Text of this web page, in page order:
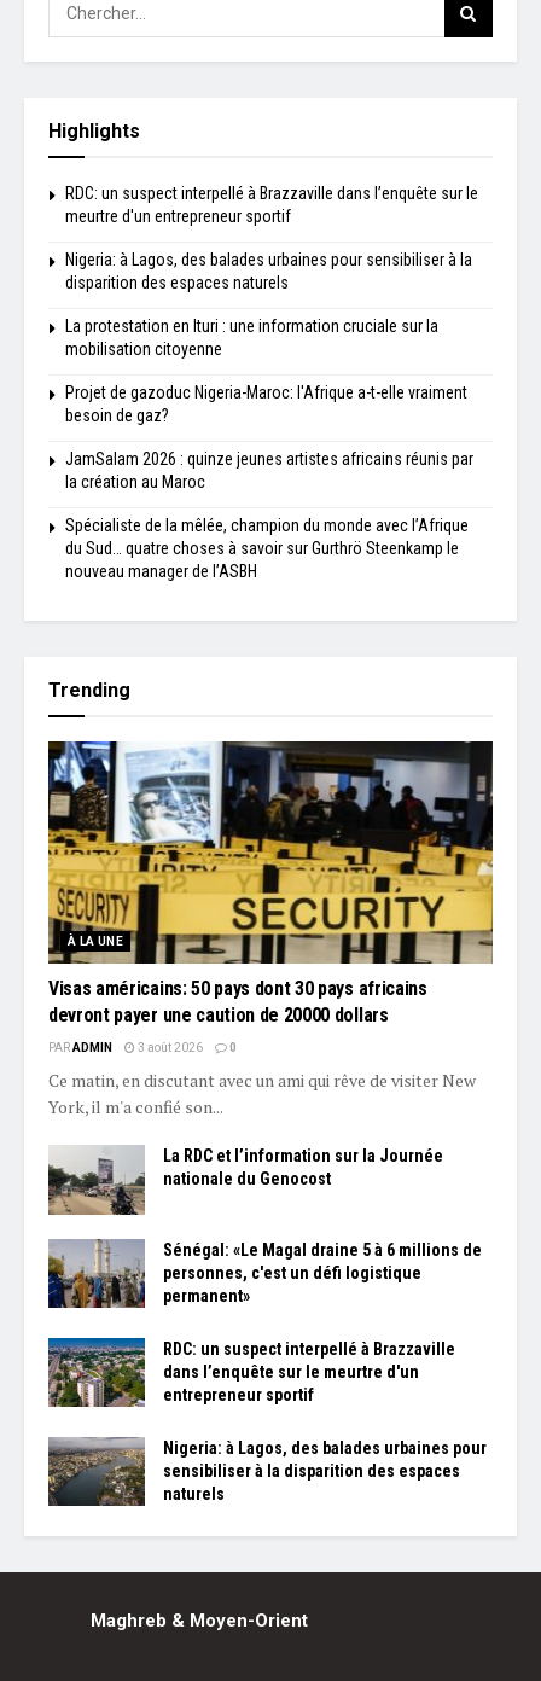
Highlights
RDC: un suspect interpellé à Brazzaville dans l’enquête sur le
meurtre d'un entrepreneur sportif
Nigeria: à Lagos, des balades urbaines pour sensibiliser à la
disparition des espaces naturels
La protestation en Ituri : une information cruciale sur la
mobilisation citoyenne
Projet de gazoduc Nigeria-Maroc: l'Afrique a-t-elle vraiment
besoin de gaz?
JamSalam 2026 : quinze jeunes artistes africains réunis par
la création au Maroc
Spécialiste de la mêlée, champion du monde avec l’Afrique
du Sud… quatre choses à savoir sur Gurthrö Steenkamp le
nouveau manager de l’ASBH
Trending
À LA UNE
Visas américains: 50 pays dont 30 pays africains
devront payer une caution de 20000 dollars
PARADMIN 3 août 2026 0
Ce matin, en discutant avec un ami qui rêve de visiter New
York, il m'a confié son...
La RDC et l’information sur la Journée
nationale du Genocost
Sénégal: «Le Magal draine 5 à 6 millions de
personnes, c'est un défi logistique
permanent»
RDC: un suspect interpellé à Brazzaville
dans l’enquête sur le meurtre d'un
entrepreneur sportif
Nigeria: à Lagos, des balades urbaines pour
sensibiliser à la disparition des espaces
naturels
Maghreb & Moyen-Orient